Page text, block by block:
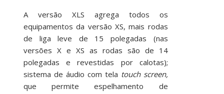
A versão XLS agrega todos os
equipamentos da versão XS, mais rodas
de liga leve de 15 polegadas (nas
versões X e XS as rodas são de 14
polegadas e revestidas por calotas);
sistema de áudio com tela touch screen,
que permite espelhamento de